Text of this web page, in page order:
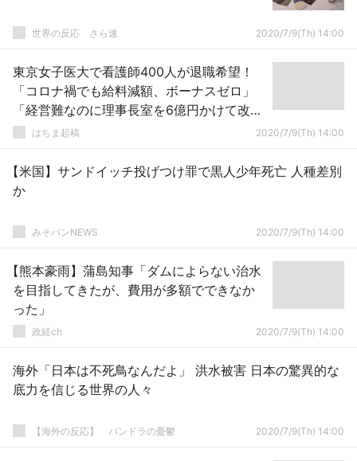
世界の反応 さら速 2020/7/9(Th) 14:00
東京女子医大で看護師400人が退職希望！
「コロナ禍でも給料減額、ボーナスゼロ」
「経営難なのに理事長室を6億円かけて改
修」はちま起稿 2020/7/9(Th) 14:00
【米国】サンドイッチ投げつけ罪で黒人少年死亡 人種差別
か
みそパンNEWS 2020/7/9(Th) 14:00
【熊本豪雨】蒲島知事「ダムによらない治水
を目指してきたが、費用が多額でできなか
った」
政経ch 2020/7/9(Th) 14:00
海外「日本は不死鳥なんだよ」 洪水被害 日本の驚異的な
底力を信じる世界の人々
【海外の反応】 パンドラの憂鬱 2020/7/9(Th) 14:00